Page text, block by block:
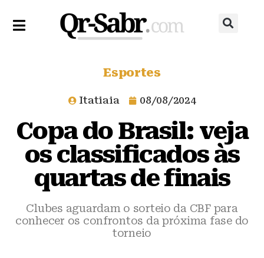
Esportes
Itatiaia 08/08/2024
Copa do Brasil: veja
os classificados às
quartas de finais
Clubes aguardam o sorteio da CBF para
conhecer os confrontos da próxima fase do
torneio